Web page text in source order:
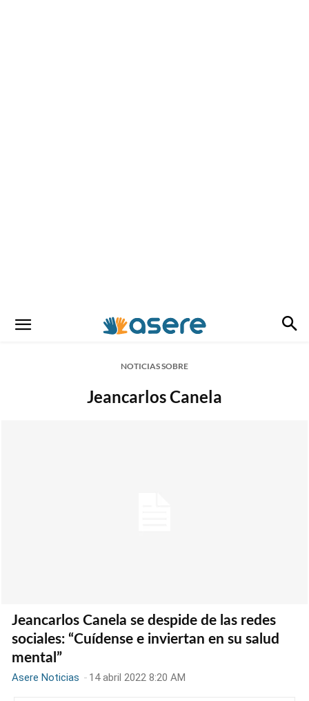
NOTICIAS SOBRE
Jeancarlos Canela
Jeancarlos Canela se despide de las redes
sociales: “Cuídense e inviertan en su salud
mental”
Asere Noticias - 14 abril 2022 8:20 AM